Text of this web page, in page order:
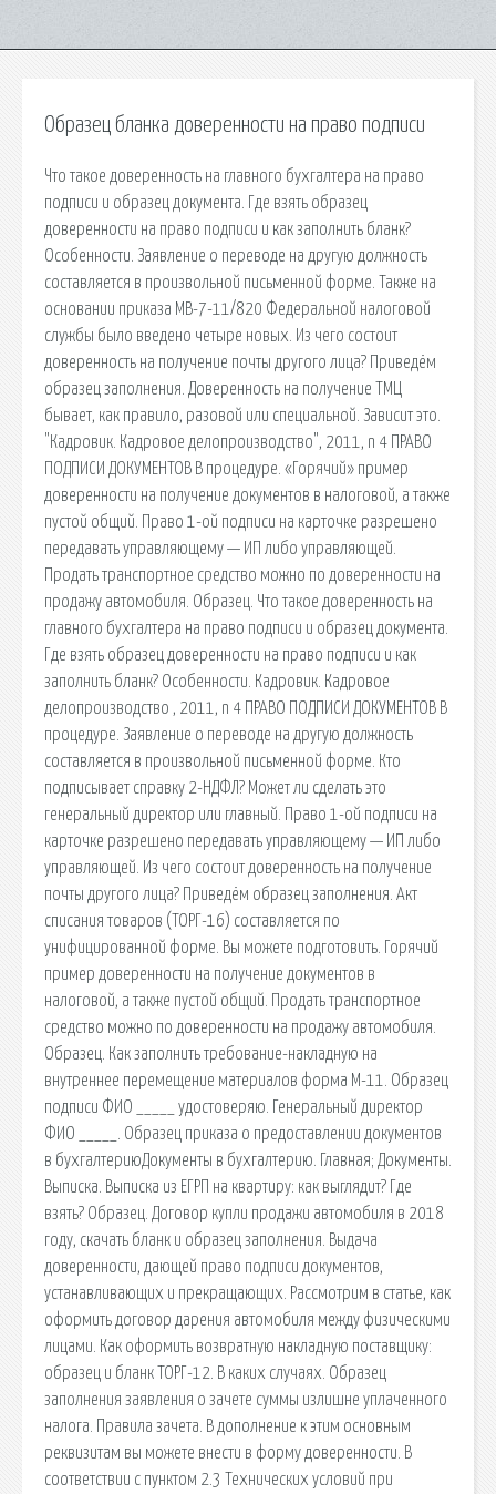
Образец бланка доверенности на право подписи
Что такое доверенность на главного бухгалтера на право
подписи и образец документа. Где взять образец
доверенности на право подписи и как заполнить бланк?
Особенности. Заявление о переводе на другую должность
составляется в произвольной письменной форме. Также на
основании приказа МВ-7-11/820 Федеральной налоговой
службы было введено четыре новых. Из чего состоит
доверенность на получение почты другого лица? Приведём
образец заполнения. Доверенность на получение ТМЦ
бывает, как правило, разовой или специальной. Зависит это.
"Кадровик. Кадровое делопроизводство", 2011, n 4 ПРАВО
ПОДПИСИ ДОКУМЕНТОВ В процедуре. «Горячий» пример
доверенности на получение документов в налоговой, а также
пустой общий. Право 1-ой подписи на карточке разрешено
передавать управляющему — ИП либо управляющей.
Продать транспортное средство можно по доверенности на
продажу автомобиля. Образец. Что такое доверенность на
главного бухгалтера на право подписи и образец документа.
Где взять образец доверенности на право подписи и как
заполнить бланк? Особенности. Кадровик. Кадровое
делопроизводство , 2011, n 4 ПРАВО ПОДПИСИ ДОКУМЕНТОВ В
процедуре. Заявление о переводе на другую должность
составляется в произвольной письменной форме. Кто
подписывает справку 2-НДФЛ? Может ли сделать это
генеральный директор или главный. Право 1-ой подписи на
карточке разрешено передавать управляющему — ИП либо
управляющей. Из чего состоит доверенность на получение
почты другого лица? Приведём образец заполнения. Акт
списания товаров (ТОРГ-16) составляется по
унифицированной форме. Вы можете подготовить. Горячий
пример доверенности на получение документов в
налоговой, а также пустой общий. Продать транспортное
средство можно по доверенности на продажу автомобиля.
Образец. Как заполнить требование-накладную на
внутреннее перемещение материалов форма М-11. Образец
подписи ФИО _____ удостоверяю. Генеральный директор
ФИО _____. Образец приказа о предоставлении документов
в бухгалтериюДокументы в бухгалтерию. Главная; Документы.
Выписка. Выписка из ЕГРП на квартиру: как выглядит? Где
взять? Образец. Договор купли продажи автомобиля в 2018
году, скачать бланк и образец заполнения. Выдача
доверенности, дающей право подписи документов,
устанавливающих и прекращающих. Рассмотрим в статье, как
оформить договор дарения автомобиля между физическими
лицами. Как оформить возвратную накладную поставщику:
образец и бланк ТОРГ-12. В каких случаях. Образец
заполнения заявления о зачете суммы излишне уплаченного
налога. Правила зачета. В дополнение к этим основным
реквизитам вы можете внести в форму доверенности. В
соответствии с пунктом 2.3 Технических условий при